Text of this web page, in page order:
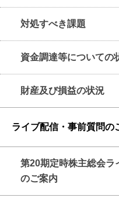
対処すべき課題
資金調達等についての
財産及び損益の状況
ライブ配信・事前質問の
第20期定時株主総会ラ
のご案内